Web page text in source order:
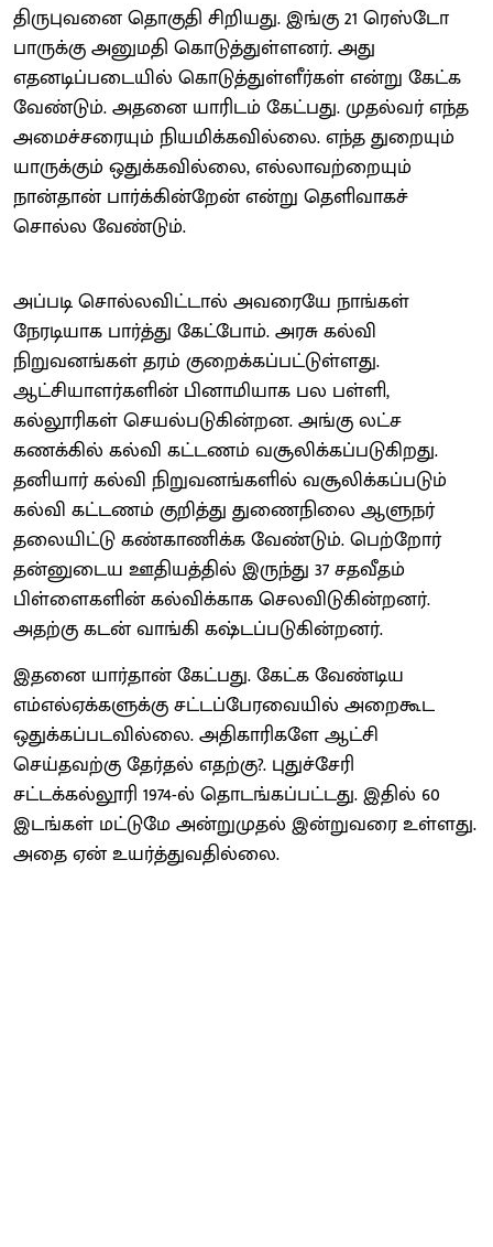
திருபுவனை தொகுதி சிறியது. இங்கு 21 ரெஸ்டோ
பாருக்கு அனுமதி கொடுத்துள்ளனர். அது
எதனடிப்படையில் கொடுத்துள்ளீர்கள் என்று கேட்க
வேண்டும். அதனை யாரிடம் கேட்பது. முதல்வர் எந்த
அமைச்சரையும் நியமிக்கவில்லை. எந்த துறையும்
யாருக்கும் ஒதுக்கவில்லை, எல்லாவற்றையும்
நான்தான் பார்க்கின்றேன் என்று தெளிவாகச்
சொல்ல வேண்டும்.
அப்படி சொல்லவிட்டால் அவரையே நாங்கள்
நேரடியாக பார்த்து கேட்போம். அரசு கல்வி
நிறுவனங்கள் தரம் குறைக்கப்பட்டுள்ளது.
ஆட்சியாளர்களின் பினாமியாக பல பள்ளி,
கல்லூரிகள் செயல்படுகின்றன. அங்கு லட்ச
கணக்கில் கல்வி கட்டணம் வசூலிக்கப்படுகிறது.
தனியார் கல்வி நிறுவனங்களில் வசூலிக்கப்படும்
கல்வி கட்டணம் குறித்து துணைநிலை ஆளுநர்
தலையிட்டு கண்காணிக்க வேண்டும். பெற்றோர்
தன்னுடைய ஊதியத்தில் இருந்து 37 சதவீதம்
பிள்ளைகளின் கல்விக்காக செலவிடுகின்றனர்.
அதற்கு கடன் வாங்கி கஷ்டப்படுகின்றனர்.
இதனை யார்தான் கேட்பது. கேட்க வேண்டிய
எம்எல்ஏக்களுக்கு சட்டப்பேரவையில் அறைகூட
ஒதுக்கப்படவில்லை. அதிகாரிகளே ஆட்சி
செய்தவற்கு தேர்தல் எதற்கு?. புதுச்சேரி
சட்டக்கல்லூரி 1974-ல் தொடங்கப்பட்டது. இதில் 60
இடங்கள் மட்டுமே அன்றுமுதல் இன்றுவரை உள்ளது.
அதை ஏன் உயர்த்துவதில்லை.